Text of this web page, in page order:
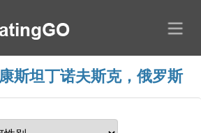
斯坦丁诺夫斯克，俄罗斯